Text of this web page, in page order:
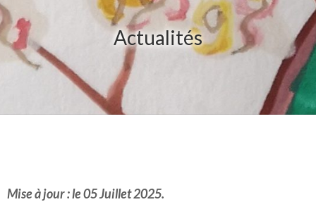
Actualités
Mise à jour : le 05 Juillet 2025.